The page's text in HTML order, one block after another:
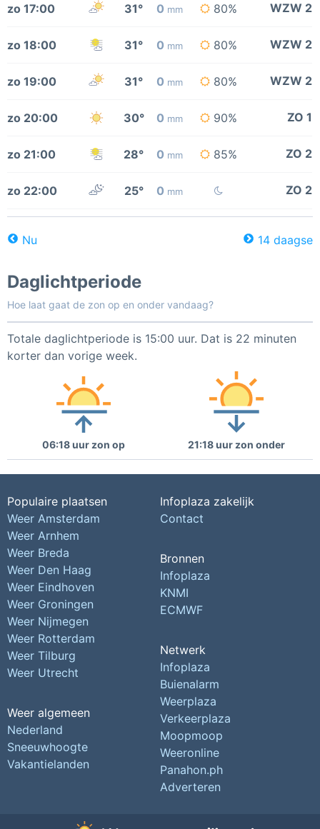
zo 17:00 31° 0 mm 80% WZW 2
zo 18:00 31° 0 mm 80% WZW 2
zo 19:00 31° 0 mm 80% WZW 2
zo 20:00 30° 0 mm 90% ZO 1
zo 21:00 28° 0 mm 85% ZO 2
zo 22:00 25° 0 mm ZO 2
Nu 14 daagse
Daglichtperiode
Hoe laat gaat de zon op en onder vandaag?
Totale daglichtperiode is 15:00 uur. Dat is 22 minuten
korter dan vorige week.
06:18 uur zon op 21:18 uur zon onder
Populaire plaatsen
Weer Amsterdam
Weer Arnhem
Weer Breda
Weer Den Haag
Weer Eindhoven
Weer Groningen
Weer Nijmegen
Weer Rotterdam
Weer Tilburg
Weer Utrecht
Weer algemeen
Nederland
Sneeuwhoogte
Vakantielanden
Infoplaza zakelijk
Contact
Bronnen
Infoplaza
KNMI
ECMWF
Netwerk
Infoplaza
Buienalarm
Weerplaza
Verkeerplaza
Moopmoop
Weeronline
Panahon.ph
Adverteren